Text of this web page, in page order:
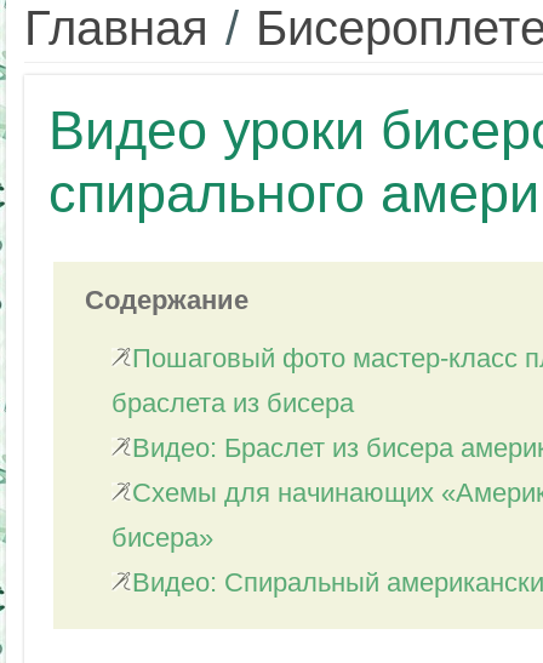
Главная /
Видео уроки
спирального
Содержание
Пошаговый фото мастер-класс
браслета из бисера
Видео: Браслет из бисера
Схемы для начинающих
бисера»
Видео: Спиральный